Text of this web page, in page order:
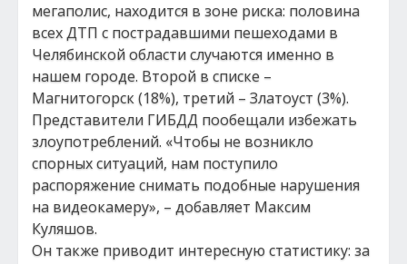
мегаполис, находится в зоне риска: половина
всех ДТП с пострадавшими пешеходами в
Челябинской области случаются именно в
нашем городе. Второй в списке –
Магнитогорск (18%), третий – Златоуст (3%).
Представители ГИБДД пообещали избежать
злоупотреблений. «Чтобы не возникло
спорных ситуаций, нам поступило
распоряжение снимать подобные нарушения
на видеокамеру», – добавляет Максим
Куляшов.
Он также приводит интересную статистику: за